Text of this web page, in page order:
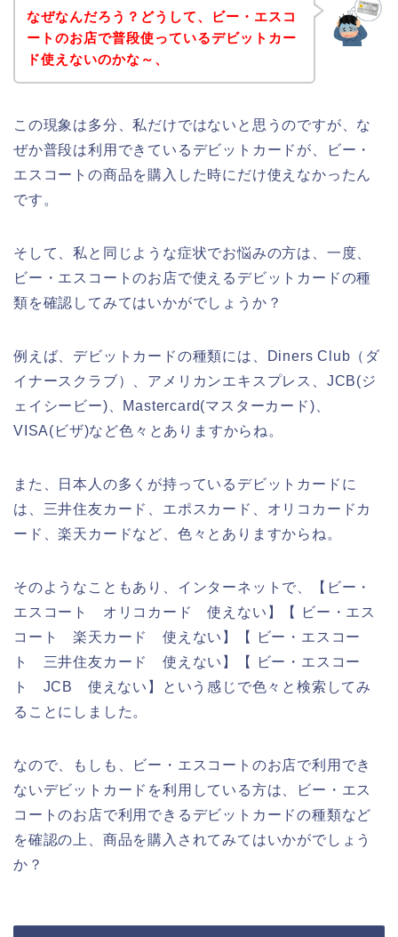
なぜなんだろう？どうして、ビー・エスコ
ートのお店で普段使っているデビットカー
ド使えないのかな～、
この現象は多分、私だけではないと思うのですが、な
ぜか普段は利用できているデビットカードが、ビー・
エスコートの商品を購入した時にだけ使えなかったん
です。
そして、私と同じような症状でお悩みの方は、一度、
ビー・エスコートのお店で使えるデビットカードの種
類を確認してみてはいかがでしょうか？
例えば、デビットカードの種類には、Diners Club（ダ
イナースクラブ）、アメリカンエキスプレス、JCB(ジ
ェイシービー)、Mastercard(マスターカード)、
VISA(ビザ)など色々とありますからね。
また、日本人の多くが持っているデビットカードに
は、三井住友カード、エポスカード、オリコカードカ
ード、楽天カードなど、色々とありますからね。
そのようなこともあり、インターネットで、【ビー・
エスコート オリコカード 使えない】【 ビー・エス
コート 楽天カード 使えない】【 ビー・エスコー
ト 三井住友カード 使えない】【 ビー・エスコー
ト JCB 使えない】という感じで色々と検索してみ
ることにしました。
なので、もしも、ビー・エスコートのお店で利用でき
ないデビットカードを利用している方は、ビー・エス
コートのお店で利用できるデビットカードの種類など
を確認の上、商品を購入されてみてはいかがでしょう
か？